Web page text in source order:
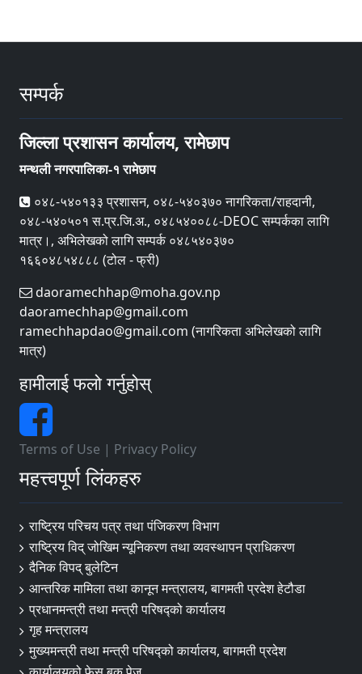
सम्पर्क
जिल्ला प्रशासन कार्यालय, रामेछाप
मन्थली नगरपालिका-१ रामेछाप
०४८-५४०१३३ प्रशासन, ०४८-५४०३७० नागरिकता/राहदानी,
०४८-५४०५०१ स.प्र.जि.अ., ०४८५४००८८-DEOC सम्पर्कका लागि
मात्र।, अभिलेखको लागि सम्पर्क ०४८५४०३७०
१६६०४८५४८८८ (टोल - फ्री)
daoramechhap@moha.gov.np
daoramechhap@gmail.com
ramechhapdao@gmail.com (नागरिकता अभिलेखको लागि
मात्र)
हामीलाई फलो गर्नुहोस्
Terms of Use | Privacy Policy
महत्त्वपूर्ण लिंकहरु
राष्ट्रिय परिचय पत्र तथा पंजिकरण विभाग
राष्ट्रिय विद् जोखिम न्यूनिकरण तथा व्यवस्थापन प्राधिकरण
दैनिक विपद् बुलेटिन
आन्तरिक मामिला तथा कानून मन्त्रालय, बागमती प्रदेश हेटौडा
प्रधानमन्त्री तथा मन्त्री परिषद्को कार्यालय
गृह मन्त्रालय
मुख्यमन्त्री तथा मन्त्री परिषद्को कार्यालय, बागमती प्रदेश